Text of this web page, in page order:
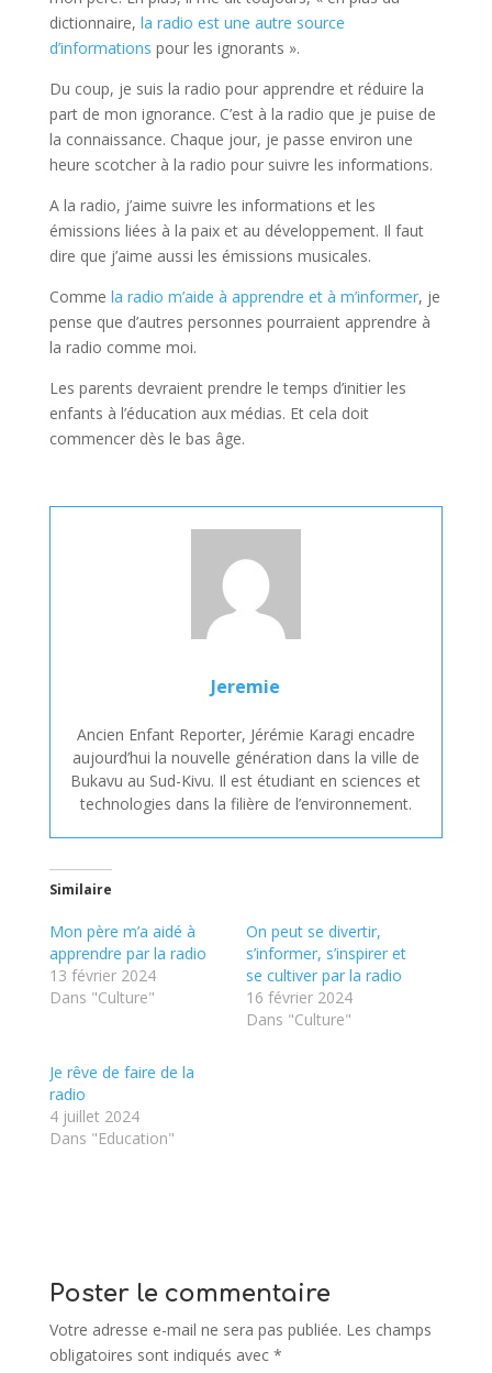
dictionnaire, la radio est une autre source
d’informations pour les ignorants ».
Du coup, je suis la radio pour apprendre et réduire la
part de mon ignorance. C’est à la radio que je puise de
la connaissance. Chaque jour, je passe environ une
heure scotcher à la radio pour suivre les informations.
A la radio, j’aime suivre les informations et les
émissions liées à la paix et au développement. Il faut
dire que j’aime aussi les émissions musicales.
Comme la radio m’aide à apprendre et à m’informer, je
pense que d’autres personnes pourraient apprendre à
la radio comme moi.
Les parents devraient prendre le temps d’initier les
enfants à l’éducation aux médias. Et cela doit
commencer dès le bas âge.
Jeremie
Ancien Enfant Reporter, Jérémie Karagi encadre
aujourd’hui la nouvelle génération dans la ville de
Bukavu au Sud-Kivu. Il est étudiant en sciences et
technologies dans la filière de l’environnement.
Similaire
Mon père m’a aidé à
apprendre par la radio
13 février 2024
Dans "Culture"
On peut se divertir,
s’informer, s’inspirer et
se cultiver par la radio
16 février 2024
Dans "Culture"
Je rêve de faire de la
radio
4 juillet 2024
Dans "Education"
Poster le commentaire
Votre adresse e-mail ne sera pas publiée. Les champs
obligatoires sont indiqués avec *